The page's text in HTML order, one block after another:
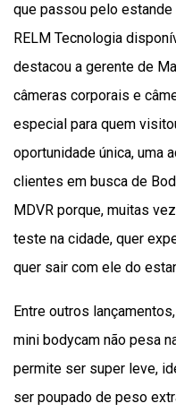
que passou pelo
RELM Tecnologia
destacou a gerente de
câmeras corporais e
especial para quem
oportunidade única, uma
clientes em busca de
MDVR porque, muitas
teste na cidade, quer
quer sair com ele do
Entre outros
mini bodycam não pesa
permite ser super leve,
ser poupado de peso